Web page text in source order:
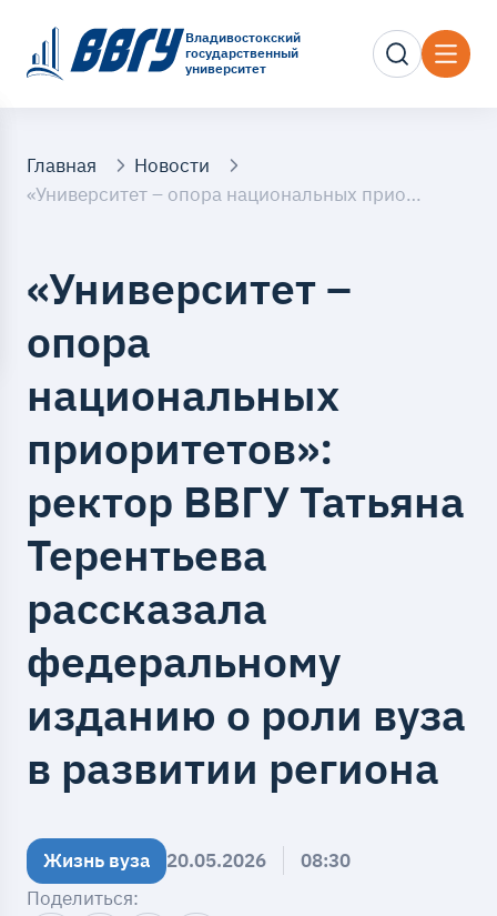
Владивостокский
государственный
университет
Главная
Новости
«Университет – опора национальных приоритетов»: ректор ВВГУ Татьяна Терентьева рассказала федеральному изданию о роли вуза в развитии региона
«Университет –
опора
национальных
приоритетов»:
ректор ВВГУ Татьяна
Терентьева
рассказала
федеральному
изданию о роли вуза
в развитии региона
Жизнь вуза 20.05.2026
08:30
Поделиться: